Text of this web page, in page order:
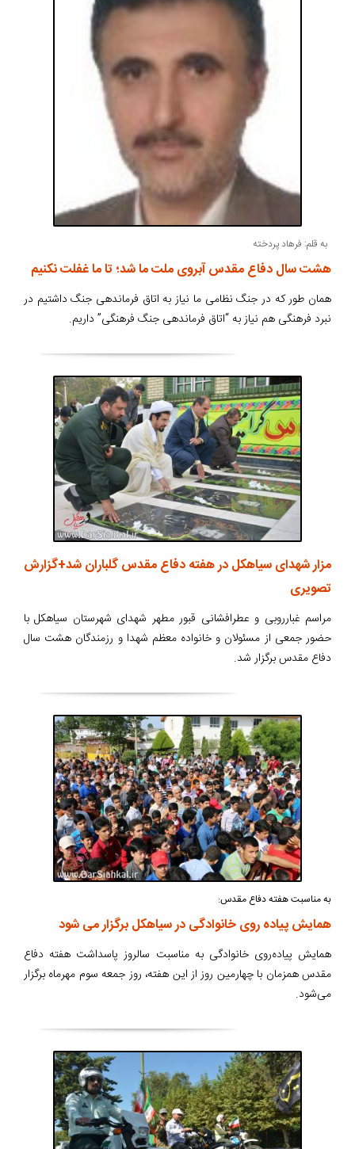
به قلم: فرهاد پردخته
هشت سال دفاع مقدس آبروی ملت ما شد؛ تا ما غفلت نکنیم
همان طور که در جنگ نظامی ما نیاز به اتاق فرماندهی جنگ داشتیم در
نبرد فرهنگی هم نیاز به “اتاق فرماندهی جنگ فرهنگی” داریم.
مزار شهدای سیاهکل در هفته دفاع مقدس گلباران شد+گزارش
تصویری
مراسم غبارروبی و عطرافشانی قبور مطهر شهدای شهرستان سیاهکل با
حضور جمعی از مسئولان و خانواده معظم شهدا و رزمندگان هشت سال
دفاع مقدس برگزار شد.
به مناسبت هفته دفاع مقدس:
همایش پیاده روی خانوادگی در سیاهکل برگزار می شود
همایش پیاده‌روی خانوادگی به مناسبت سالروز پاسداشت هفته دفاع
مقدس همزمان با چهارمین روز از این هفته، روز جمعه سوم مهرماه برگزار
می‌شود.